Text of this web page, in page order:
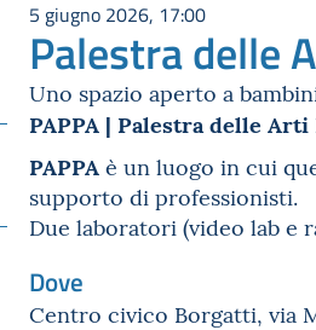
5 giugno 2026, 17:00
Palestra delle
Uno spazio aperto a
PAPPA | Palestra delle
PAPPA è un luogo in cui
supporto di professionisti.
Due laboratori (video lab e
Dove
Centro civico Borgatti, via